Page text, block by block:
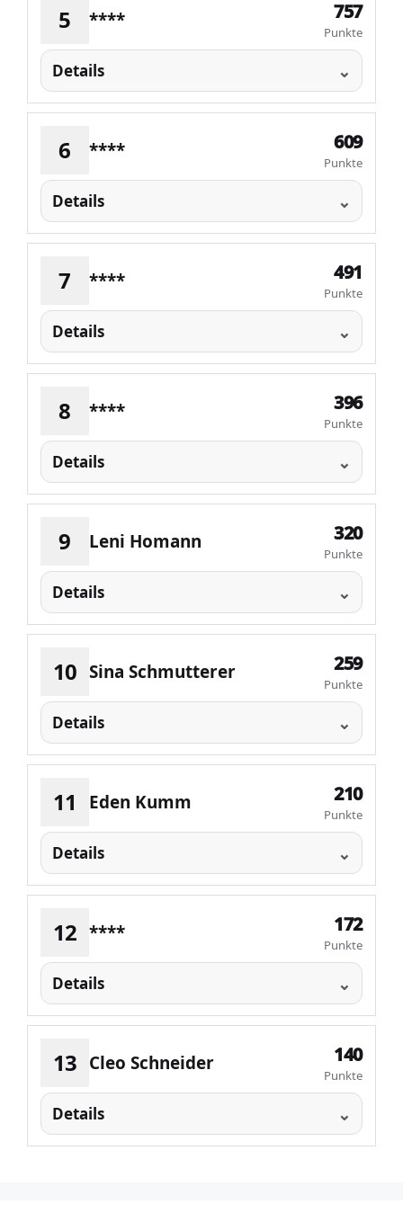
5 **** 757
Punkte
Details
6 **** 609
Punkte
Details
7 **** 491
Punkte
Details
8 **** 396
Punkte
Details
9 Leni Homann 320
Punkte
Details
10 Sina Schmutterer 259
Punkte
Details
11 Eden Kumm 210
Punkte
Details
12 **** 172
Punkte
Details
13 Cleo Schneider 140
Punkte
Details